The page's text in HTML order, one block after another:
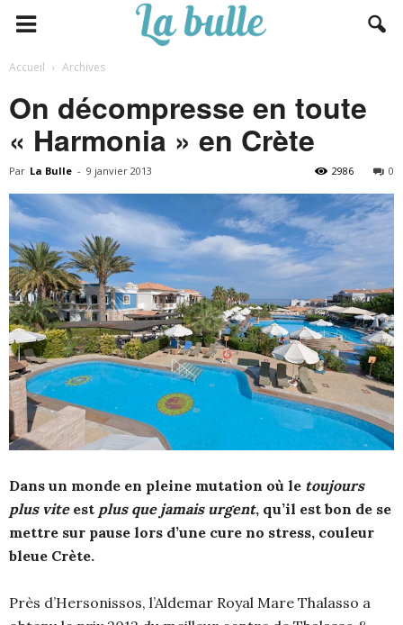
Accueil Archives
On décompresse en toute
« Harmonia » en Crète
Par La Bulle - 9 janvier 2013 0
2986
Dans un monde en pleine mutation où le toujours
plus viteest plus que jamais urgent, qu’il est bon de se
mettre sur pause lors d’une cure no stress, couleur
bleue Crète.
Près d’Hersonissos, l’Aldemar Royal Mare Thalasso a